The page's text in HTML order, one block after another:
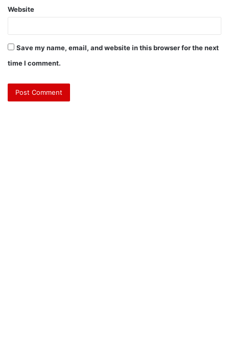
Website
Save my name, email, and website in this browser for the next
time I comment.